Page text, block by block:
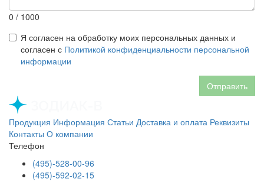
0 / 1000
Я согласен на обработку моих персональных данных и
согласен с Политикой конфиденциальности персональной
информации
Отправить
Продукция Информация Статьи Доставка и оплата Реквизиты
Контакты О компании
Телефон
(495)-528-00-96
(495)-592-02-15